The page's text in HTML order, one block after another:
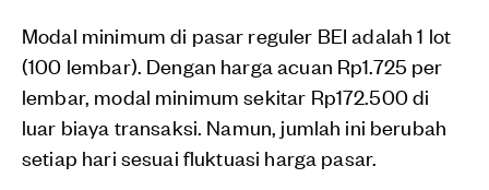
Modal minimum di pasar reguler BEI adalah 1 lot
(100 lembar). Dengan harga acuan Rp1.725 per
lembar, modal minimum sekitar Rp172.500 di
luar biaya transaksi. Namun, jumlah ini berubah
setiap hari sesuai fluktuasi harga pasar.